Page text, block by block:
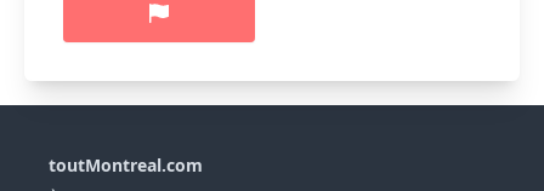
toutMontreal.com